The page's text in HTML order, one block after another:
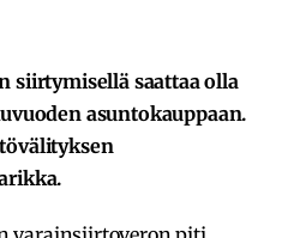
siirtymisellä saattaa olla
asuntokauppaan.